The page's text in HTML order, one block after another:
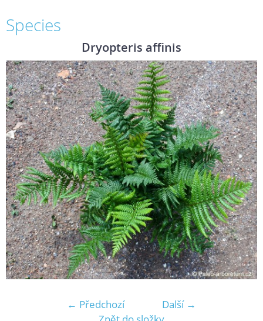
Species
Dryopteris affinis
← Předchozí
Další →